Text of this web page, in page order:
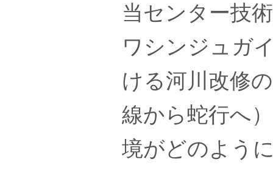
当センター技
ワシンジュガ
ける河川改修
線から蛇行へ
境がどのよう